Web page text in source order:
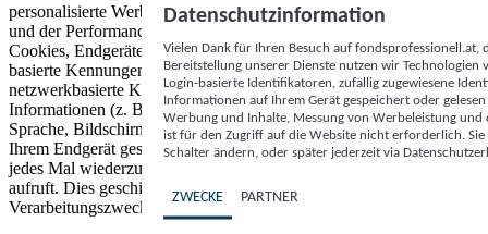
personalisierte Werbung und Inhalte, Messung von Werbeleistung
und der Performance von Inhalten sowie Zielgruppenforschung.
Cookies, Endgeräte- oder ähnliche Online-Kennungen (z. B. login-
basierte Kennungen, zufällig generierte Kennungen,
netzwerkbasierte Kennungen) können zusammen mit anderen
Informationen (z. B. Browsertyp und Browserinformationen,
Sprache, Bildschirmgröße, unterstützte Technologien usw.) auf
Ihrem Endgerät gespeichert oder von dort ausgelesen werden, um es
jedes Mal wiederzuerkennen, wenn es eine App oder einer Webseite
aufruft. Dies geschieht für einen oder mehrere der hier aufgeführten
Verarbeitungszwecke.
Datenschutzinformation
Vielen Dank für Ihren Besuch auf
Bereitstellung unserer Dienste nutzen wir Technologien
Login-basierte Identifikatoren, zufällig zugewiesene
Informationen auf Ihrem Gerät gespeichert oder
Werbung und Inhalte, Messung von Werbeleistung
ist für den Zugriff auf die Website nicht erforderlich.
Schalter ändern, oder später jederzeit via
ZWECKE PARTNER